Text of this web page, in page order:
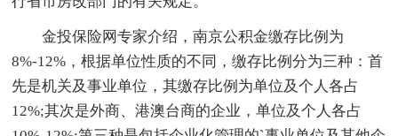
金投保险网专家介绍，南京公积金缴存比例为
8%-12%，根据单位性质的不同，缴存比例分为三种：首
先是机关及事业单位，其缴存比例为单位及个人各占
12%;其次是外商、港澳台商的企业，单位及个人各占